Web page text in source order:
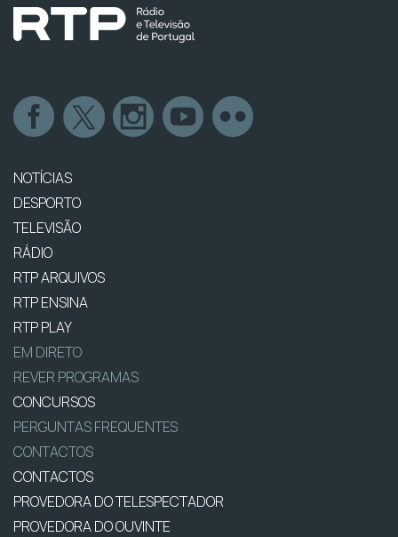
NOTÍCIAS
DESPORTO
TELEVISÃO
RÁDIO
RTP ARQUIVOS
RTP ENSINA
RTP PLAY
EM DIRETO
REVER PROGRAMAS
CONCURSOS
PERGUNTAS FREQUENTES
CONTACTOS
CONTACTOS
PROVEDORA DO TELESPECTADOR
PROVEDORA DO OUVINTE